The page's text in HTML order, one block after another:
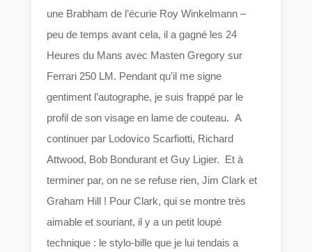
une Brabham de l’écurie Roy Winkelmann –
peu de temps avant cela, il a gagné les 24
Heures du Mans avec Masten Gregory sur
Ferrari 250 LM. Pendant qu’il me signe
gentiment l’autographe, je suis frappé par le
profil de son visage en lame de couteau. A
continuer par Lodovico Scarfiotti, Richard
Attwood, Bob Bondurant et Guy Ligier. Et à
terminer par, on ne se refuse rien, Jim Clark et
Graham Hill ! Pour Clark, qui se montre très
aimable et souriant, il y a un petit loupé
technique : le stylo-bille que je lui tendais a